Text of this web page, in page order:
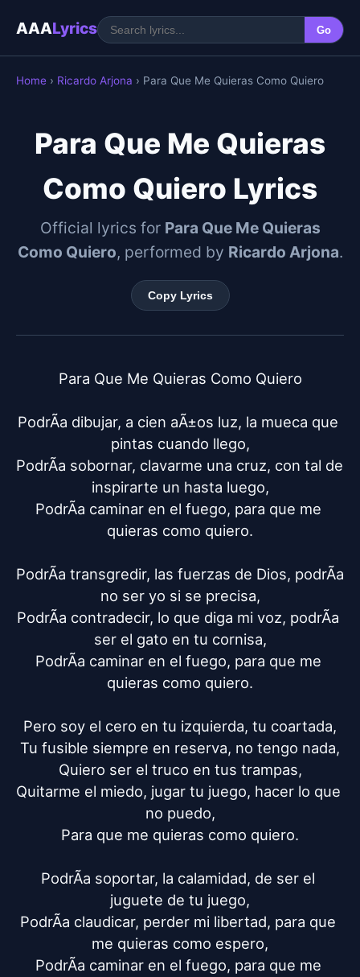
AAALyrics Go
Home › Ricardo Arjona › Para Que Me Quieras Como Quiero
Para Que Me Quieras
Como Quiero Lyrics
Official lyrics for Para Que Me Quieras
Como Quiero, performed by Ricardo Arjona.
Copy Lyrics
Para Que Me Quieras Como Quiero
PodrÃ­a dibujar, a cien aÃ±os luz, la mueca que
pintas cuando llego,
PodrÃ­a sobornar, clavarme una cruz, con tal de
inspirarte un hasta luego,
PodrÃ­a caminar en el fuego, para que me
quieras como quiero.
PodrÃ­a transgredir, las fuerzas de Dios, podrÃ­a
no ser yo si se precisa,
PodrÃ­a contradecir, lo que diga mi voz, podrÃ­a
ser el gato en tu cornisa,
PodrÃ­a caminar en el fuego, para que me
quieras como quiero.
Pero soy el cero en tu izquierda, tu coartada,
Tu fusible siempre en reserva, no tengo nada,
Quiero ser el truco en tus trampas,
Quitarme el miedo, jugar tu juego, hacer lo que
no puedo,
Para que me quieras como quiero.
PodrÃ­a soportar, la calamidad, de ser el
juguete de tu juego,
PodrÃ­a claudicar, perder mi libertad, para que
me quieras como espero,
PodrÃ­a caminar en el fuego, para que me